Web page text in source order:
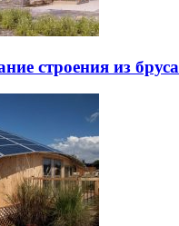
строения из бруса